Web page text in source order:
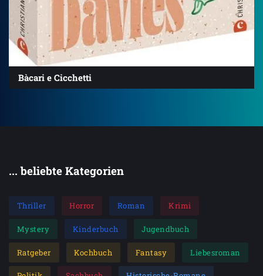
Bàcari e Cicchetti
... beliebte Kategorien
Thriller Horror Roman Krimi
Mystery Kinderbuch Jugendbuch
Ratgeber Kochbuch Fantasy Liebesroman